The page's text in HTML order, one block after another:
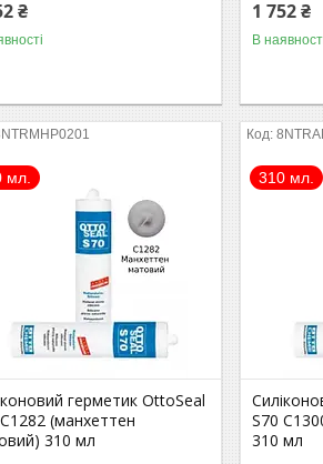
₴ 1 752 ₴
В
мл.
герметик OttoSeal
(манхеттен
310 мл
310 мл.
S70
310 мл